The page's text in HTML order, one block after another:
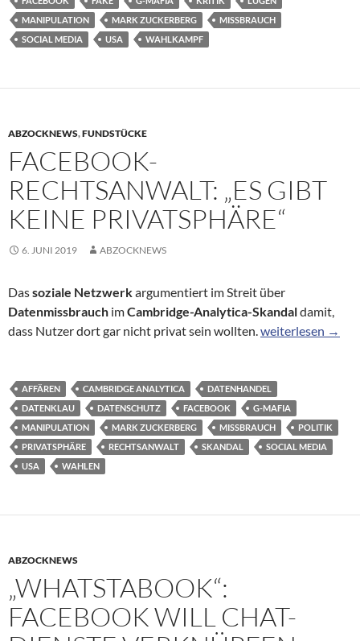
MANIPULATION
MARK ZUCKERBERG
MISSBRAUCH
SOCIAL MEDIA
USA WAHLKAMPF
ABZOCKNEWS,FUNDSTÜCKE
FACEBOOK-
RECHTSANWALT: „ES GIBT
KEINE PRIVATSPHÄRE“
6. JUNI 2019 ABZOCKNEWS
Dassoziale Netzwerkargumentiert im Streit über
Datenmissbrauch imCambridge-Analytica-Skandaldamit,
dass Nutzer dort gar nicht privat sein wollten.Facebook-
weiterlesen →
AFFÄREN CAMBRIDGE ANALYTICA
DATENHANDEL
DATENKLAU
DATENSCHUTZ FACEBOOK
G-MAFIA
MANIPULATION
MARK ZUCKERBERG MISSBRAUCH
POLITIK
PRIVATSPHÄRE
RECHTSANWALT SKANDAL
SOCIAL MEDIA
USA
WAHLEN
ABZOCKNEWS
„WHATSTABOOK“:
FACEBOOK WILL CHAT-